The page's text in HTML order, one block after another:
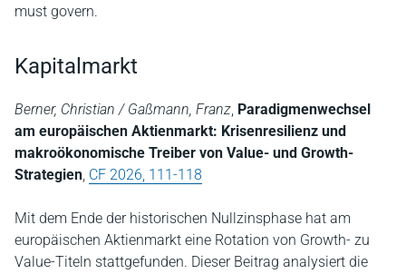
must govern.
Kapitalmarkt
Berner, Christian / Gaßmann, Franz, Paradigmenwechsel
am europäischen Aktienmarkt: Krisenresilienz und
makroökonomische Treiber von Value- und Growth-
Strategien, CF 2026, 111-118
Mit dem Ende der historischen Nullzinsphase hat am
europäischen Aktienmarkt eine Rotation von Growth- zu
Value-Titeln stattgefunden. Dieser Beitrag analysiert die